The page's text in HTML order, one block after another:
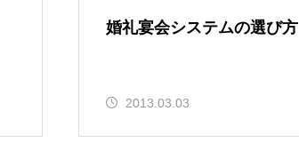
婚礼宴会システムの選び方
2013.03.03